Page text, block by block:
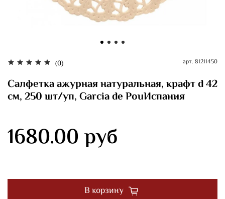
(0) арт. 81211450
Салфетка ажурная натуральная, крафт d 42
см, 250 шт/уп, Garcia de PouИспания
1680.00 руб
В корзину